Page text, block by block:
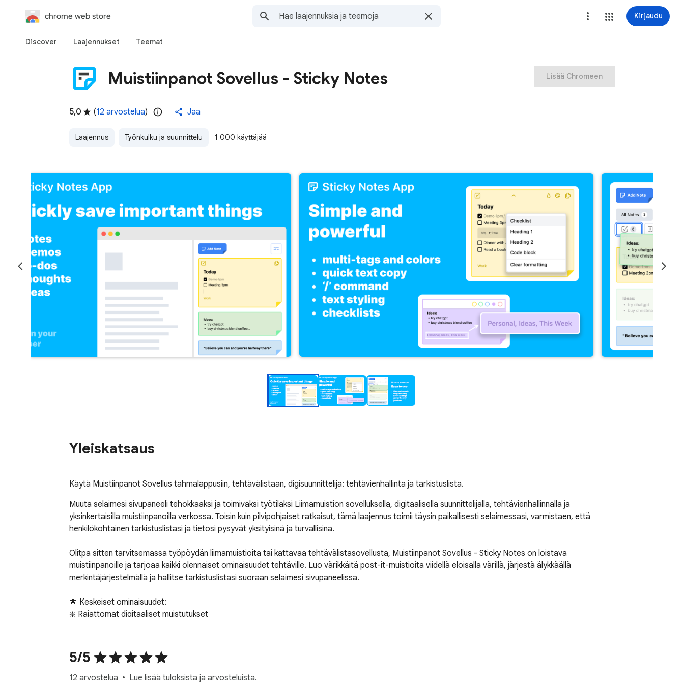
chrome web store Kirjaudu
Discover Laajennukset Teemat
Muistiinpanot Sovellus - Sticky Notes
5,0 (12 arvostelua) Jaa
Laajennus Työnkulku ja suunnittelu 1 000 käyttäjää
Lisää Chromeen
Yleiskatsaus
Käytä Muistiinpanot Sovellus tahmalappusiin, tehtävälistaan, digisuunnittelija: tehtävienhallinta ja tarkistuslista.
Muuta selaimesi sivupaneeli tehokkaaksi ja toimivaksi työtilaksi Liimamuistion sovelluksella, digitaalisella suunnittelijalla, tehtävienhallinnalla ja
yksinkertaisilla muistiinpanoilla verkossa. Toisin kuin pilvipohjaiset ratkaisut, tämä laajennus toimii täysin paikallisesti selaimessasi, varmistaen, että
henkilökohtainen tarkistuslistasi ja tietosi pysyvät yksityisinä ja turvallisina.
Olitpa sitten tarvitsemassa työpöydän liimamuistioita tai kattavaa tehtävälistasovellusta, Muistiinpanot Sovellus - Sticky Notes on loistava
muistiinpanoille ja tarjoaa kaikki olennaiset ominaisuudet tehtäville. Luo värikkäitä post-it-muistioita viidellä eloisalla värillä, järjestä älykkäällä
merkintäjärjestelmällä ja hallitse tarkistuslistasi suoraan selaimesi sivupaneelissa.
🌟 Keskeiset ominaisuudet:
❇️ Rajattomat digitaaliset muistutukset
❇️ Valintaruutu tehtäville
❇️ Raahaa ja pudota -käyttöliittymä
❇️ Yksityisyyssumutus
❇️ Yhden napsautuksen kopiointi
5/5
12 arvostelua Lue lisää tuloksista ja arvosteluista.